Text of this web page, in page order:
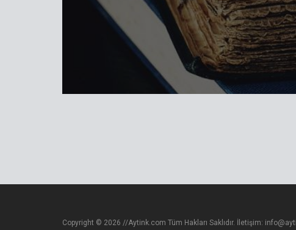
Copyright © 2026 //Aytink.com Tüm Hakları Saklıdır. İletişim: